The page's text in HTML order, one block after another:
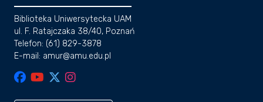
Biblioteka Uniwersytecka UAM
ul. F. Ratajczaka 38/40, Poznań
Telefon: (61) 829-3878
E-mail: amur@amu.edu.pl